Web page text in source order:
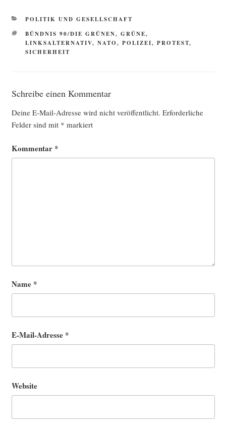
KATEGORIEN
POLITIK UND GESELLSCHAFT
SCHLAGWÖRTER
BÜNDNIS 90/DIE GRÜNEN, GRÜNE,
LINKSALTERNATIV, NATO, POLIZEI, PROTEST,
SICHERHEIT
Schreibe einen Kommentar
Deine E-Mail-Adresse wird nicht veröffentlicht. Erforderliche
Felder sind mit * markiert
Kommentar *
Name *
E-Mail-Adresse *
Website